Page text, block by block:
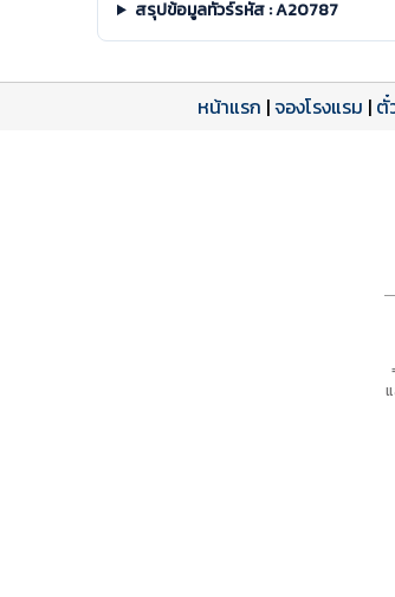
สรุปข้อมูลทัวร์รหัส : A20787
หน้าแรก |จองโรงแรม | ตั๋